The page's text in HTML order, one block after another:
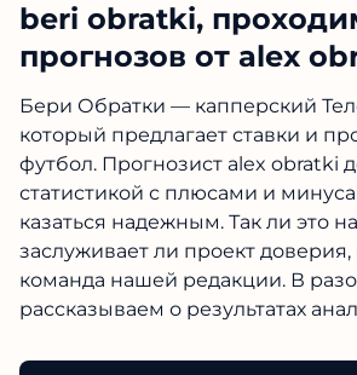
beri obratki,
прогнозов от alex
Бери Обратки — капперский
который предлагает ставки и
футбол. Прогнозист alex obratki
статистикой с плюсами и
казаться надежным. Так ли это
заслуживает ли проект доверия,
команда нашей редакции. В
рассказываем о результатах